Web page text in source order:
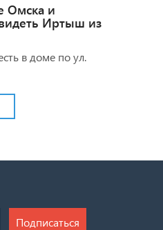
Омска и
Иртыш из
в доме по ул.
Подписаться